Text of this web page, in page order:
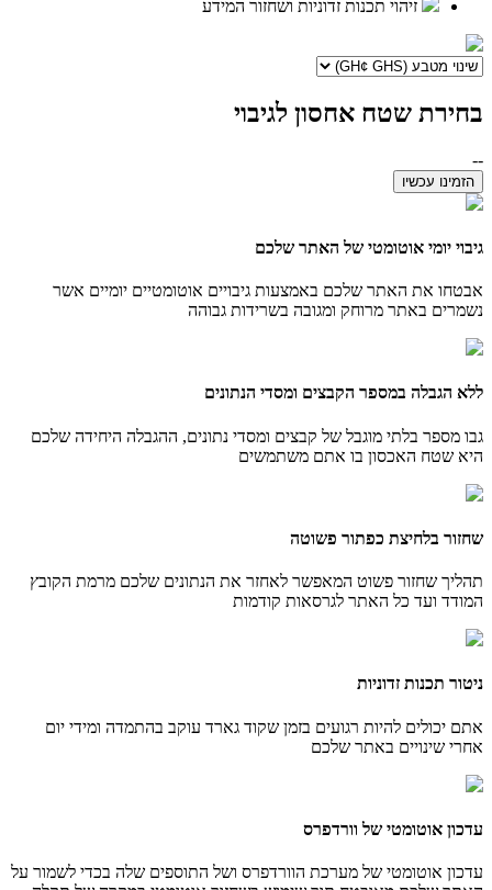
זיהוי תכנות זדוניות ושחזור המידע
בחירת שטח אחסון לגיבוי
--
הזמינו עכשיו
גיבוי יומי אוטומטי של האתר שלכם
אבטחו את האתר שלכם באמצעות גיבויים אוטומטיים יומיים אשר
נשמרים באתר מרוחק ומגובה בשרידות גבוהה
ללא הגבלה במספר הקבצים ומסדי הנתונים
גבו מספר בלתי מוגבל של קבצים ומסדי נתונים, ההגבלה היחידה שלכם
היא שטח האכסון בו אתם משתמשים
שחזור בלחיצת כפתור פשוטה
תהליך שחזור פשוט המאפשר לאחזר את הנתונים שלכם מרמת הקובץ
המודד ועד כל האתר לגרסאות קודמות
ניטור תכנות זדוניות
אתם יכולים להיות רגועים בזמן שקוד גארד עוקב בהתמדה ומידי יום
אחרי שינויים באתר שלכם
עדכון אוטומטי של וורדפרס
עדכון אוטומטי של מערכת הוורדפרס ושל התוספים שלה בכדי לשמור על